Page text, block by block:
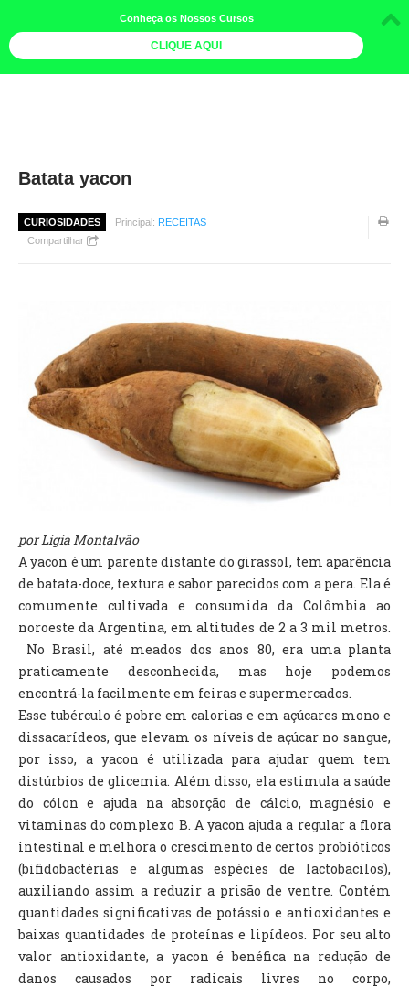
MAIS
GALERIA DE FOTOS
PÓS-OFICINAS
COLABORADORES
TV DE BEM COM A NATUREZA
FALE CONOSCO
Batata yacon
CURIOSIDADES Principal: RECEITAS
Compartilhar
por Ligia Montalvão
A yacon é um parente distante do girassol, tem aparência
de batata-doce, textura e sabor parecidos com a pera. Ela é
comumente cultivada e consumida da Colômbia ao
noroeste da Argentina, em altitudes de 2 a 3 mil metros.
No Brasil, até meados dos anos 80, era uma planta
praticamente desconhecida, mas hoje podemos
encontrá-la facilmente em feiras e supermercados.
Esse tubérculo é pobre em calorias e em açúcares mono e
dissacarídeos, que elevam os níveis de açúcar no sangue,
por isso, a yacon é utilizada para ajudar quem tem
distúrbios de glicemia. Além disso, ela estimula a saúde
do cólon e ajuda na absorção de cálcio, magnésio e
vitaminas do complexo B. A yacon ajuda a regular a flora
intestinal e melhora o crescimento de certos probióticos
(bifidobactérias e algumas espécies de lactobacilos),
auxiliando assim a reduzir a prisão de ventre. Contém
quantidades significativas de potássio e antioxidantes e
baixas quantidades de proteínas e lipídeos. Por seu alto
valor antioxidante, a yacon é benéfica na redução de
danos causados por radicais livres no corpo,
Conheça os Nossos Cursos
CLIQUE AQUI